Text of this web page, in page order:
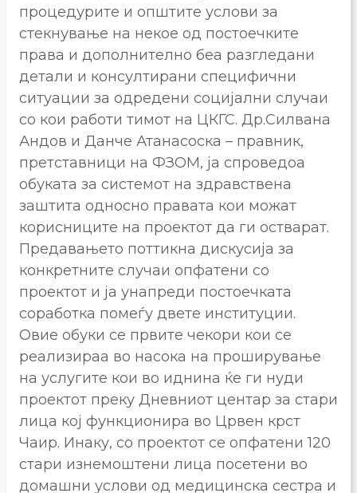
процедурите и општите услови за
стекнување на некое од постоечките
права и дополнително беа разгледани
детали и консултирани специфични
ситуации за одредени социјални случаи
со кои работи тимот на ЦКГС. Др.Силвана
Андов и Данче Атанасоска – правник,
претставници на ФЗОМ, ја спроведоа
обуката за системот на здравствена
заштита односно правата кои можат
корисниците на проектот да ги остварат.
Предавањето поттикна дискусија за
конкретните случаи опфатени со
проектот и ја унапреди постоечката
соработка помеѓу двете институции.
Овие обуки се првите чекори кои се
реализираа во насока на проширување
на услугите кои во иднина ќе ги нуди
проектот преку Дневниот центар за стари
лица кој функционира во Црвен крст
Чаир. Инаку, со проектот се опфатени 120
стари изнемоштени лица посетени во
домашни услови од медицинска сестра и